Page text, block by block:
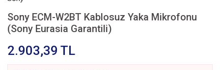
Sony ECM-W2BT Kablosuz Yaka Mikrofonu
(Sony Eurasia Garantili)
2.903,39 TL